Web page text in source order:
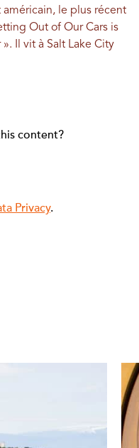
le plus récent
Out of Our Cars is
Il vit à Salt Lake City